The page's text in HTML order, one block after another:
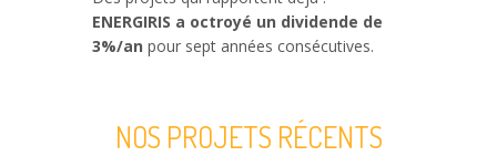
ENERGIRIS a octroyé un dividende de
3%/an pour sept années consécutives.
NOS PROJETS RÉCENTS